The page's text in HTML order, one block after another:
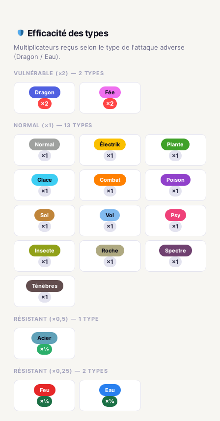
Efficacité des types
Multiplicateurs reçus selon le type de l'attaque adverse
(Dragon / Eau).
VULNÉRABLE (×2) — 2 TYPES
Dragon
×2
Fée
×2
NORMAL (×1) — 13 TYPES
Normal
×1
Électrik
×1
Plante
×1
Glace
×1
Combat
×1
Poison
×1
Sol
×1
Vol
×1
Psy
×1
Insecte
×1
Roche
×1
Spectre
×1
Ténèbres
×1
RÉSISTANT (×0,5) — 1 TYPE
Acier
×½
RÉSISTANT (×0,25) — 2 TYPES
Feu
×¼
Eau
×¼